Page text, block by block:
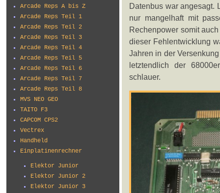
Arcade Reps A bis Z
Arcade Reps Teil 1
Arcade Reps Teil 2
Arcade Reps Teil 3
Arcade Reps Teil 4
Arcade Reps Teil 5
Arcade Reps Teil 6
Arcade Reps Teil 7
Arcade Reps Teil 8
MVS NEO GEO
TAITO F3
CAPCOM CPS2
Vectrex
Handheld
Einplatinenrechner
Elektor Junior
Elektor Junior 2
Elektor Junior 3
Datenbus war angesagt.
nur mangelhaft mit
Rechenpower somit
dieser Fehlentwicklung
Jahren in der
letztendlich der
schlauer.